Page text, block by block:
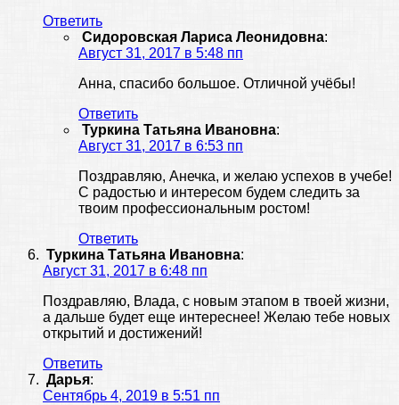
Ответить
Сидоровская Лариса Леонидовна:
Август 31, 2017 в 5:48 пп
Анна, спасибо большое. Отличной учёбы!
Ответить
Туркина Татьяна Ивановна:
Август 31, 2017 в 6:53 пп
Поздравляю, Анечка, и желаю успехов в учебе!
С радостью и интересом будем следить за
твоим профессиональным ростом!
Ответить
Туркина Татьяна Ивановна:
Август 31, 2017 в 6:48 пп
Поздравляю, Влада, с новым этапом в твоей жизни,
а дальше будет еще интереснее! Желаю тебе новых
открытий и достижений!
Ответить
Дарья:
Сентябрь 4, 2019 в 5:51 пп